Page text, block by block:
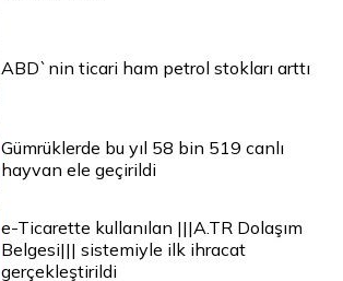
ABD`nin ticari ham petrol stokları arttı
Gümrüklerde bu yıl 58 bin 519 canlı
hayvan ele geçirildi
e-Ticarette kullanılan |||A.TR Dolaşım
Belgesi||| sistemiyle ilk ihracat
gerçekleştirildi